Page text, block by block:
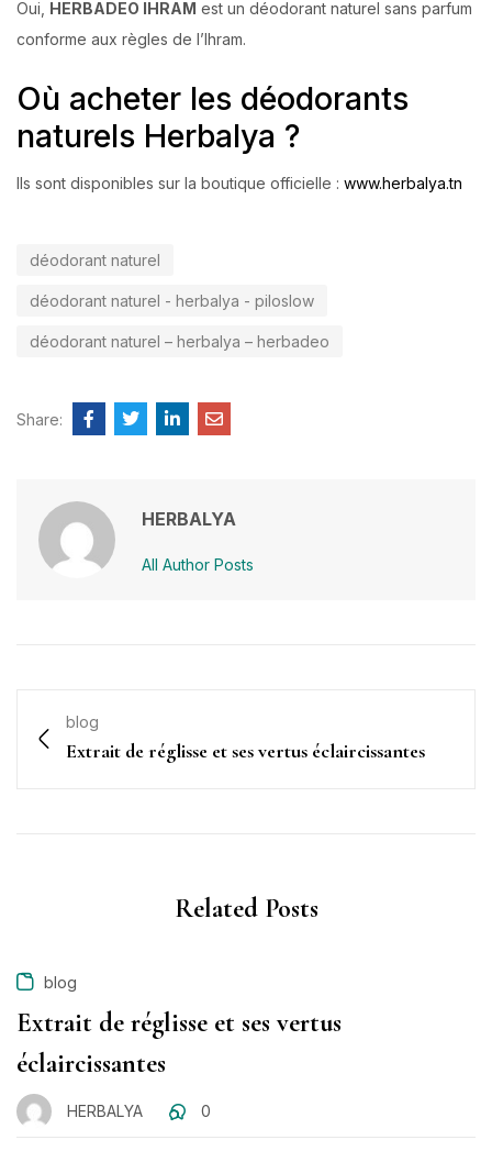
Oui, HERBADEO IHRAM est un déodorant naturel sans parfum
conforme aux règles de l’Ihram.
Où acheter les déodorants
naturels Herbalya ?
Ils sont disponibles sur la boutique officielle : www.herbalya.tn
déodorant naturel
déodorant naturel - herbalya - piloslow
déodorant naturel – herbalya – herbadeo
Share:
HERBALYA
All Author Posts
blog
Extrait de réglisse et ses vertus éclaircissantes
Related Posts
blog
Extrait de réglisse et ses vertus
éclaircissantes
HERBALYA 0